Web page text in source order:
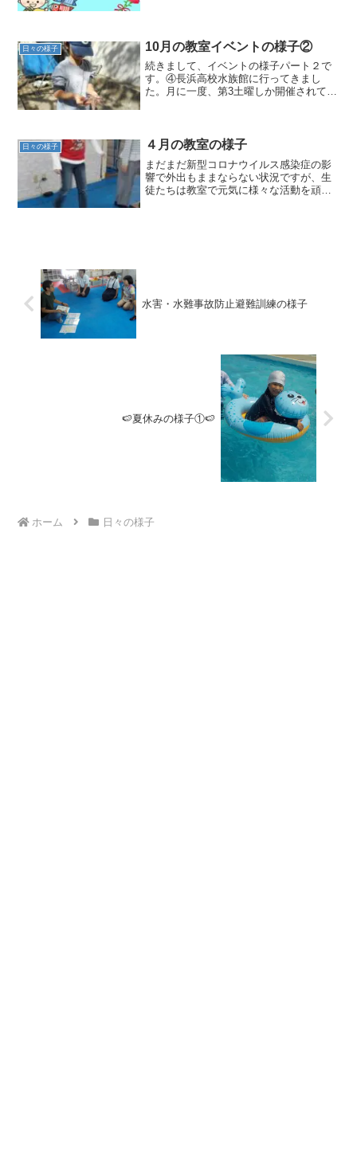
チやシュート練習をし...
日々の様子 10月の教室イベントの様子②
続きまして、イベントの様子パート２で
す。④長浜高校水族館に行ってきまし
た。月に一度、第3土曜しか開催されてい
フラワーアレンジメント...
日々の様子 ４月の教室の様子
まだまだ新型コロナウイルス感染症の影
響で外出もままならない状況ですが、生
徒たちは教室で元気に様々な活動を頑張
水害・水難事故防止避難訓練の様子
🍉夏休みの様子①🍉
ホーム 日々の様子